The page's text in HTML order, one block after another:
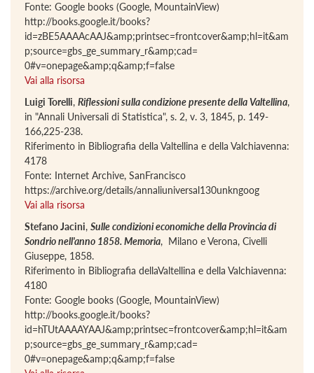
Fonte: Google books (Google, MountainView)
http://books.google.it/books?
id=zBE5AAAAcAAJ&amp;printsec=frontcover&amp;hl=it&am
p;source=gbs_ge_summary_r&amp;cad=
0#v=onepage&amp;q&amp;f=false
Vai alla risorsa
Luigi Torelli, Riflessioni sulla condizione presente della Valtellina,
in "Annali Universali di Statistica", s. 2, v. 3, 1845, p. 149-
166,225-238.
Riferimento in Bibliografia della Valtellina e della Valchiavenna:
4178
Fonte: Internet Archive, SanFrancisco
https://archive.org/details/annaliuniversal130unkngoog
Vai alla risorsa
Stefano Jacini, Sulle condizioni economiche della Provincia di
Sondrio nell'anno 1858. Memoria, Milano e Verona, Civelli
Giuseppe, 1858.
Riferimento in Bibliografia dellaValtellina e della Valchiavenna:
4180
Fonte: Google books (Google, MountainView)
http://books.google.it/books?
id=hTUtAAAAYAAJ&amp;printsec=frontcover&amp;hl=it&am
p;source=gbs_ge_summary_r&amp;cad=
0#v=onepage&amp;q&amp;f=false